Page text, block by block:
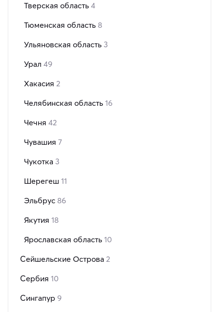
Тверская область 4
Тюменская область 8
Ульяновская область 3
Урал 49
Хакасия 2
Челябинская область 16
Чечня 42
Чувашия 7
Чукотка 3
Шерегеш 11
Эльбрус 86
Якутия 18
Ярославская область 10
Сейшельские Острова 2
Сербия 10
Сингапур 9